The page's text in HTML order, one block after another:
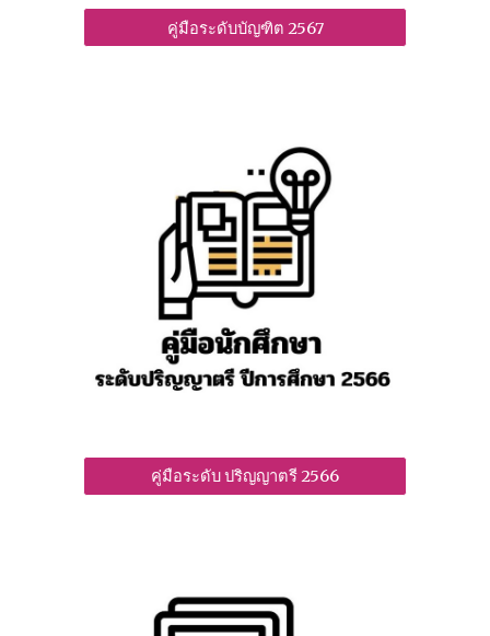
คู่มือระดับบัญฑิต 2567
คู่มือระดับ ปริญญาตรี 2566